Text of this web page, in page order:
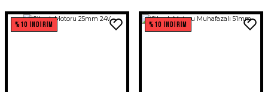
%10 İNDİRİM %10 İNDİRİM